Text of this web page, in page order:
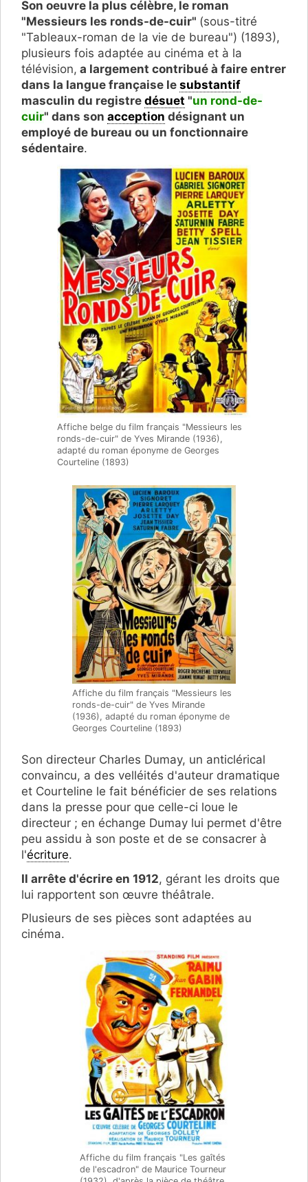
Son oeuvre la plus célèbre, le roman
"Messieurs les ronds-de-cuir" (sous-titré
"Tableaux-roman de la vie de bureau") (1893),
plusieurs fois adaptée au cinéma et à la
télévision, a largement contribué à faire entrer
dans la langue française le substantif
masculin du registre désuet "un rond-de-
cuir" dans son acception désignant un
employé de bureau ou un fonctionnaire
sédentaire.
Affiche belge du film français "Messieurs les
ronds-de-cuir" de Yves Mirande (1936),
adapté du roman éponyme de Georges
Courteline (1893)
Affiche du film français "Messieurs les
ronds-de-cuir" de Yves Mirande
(1936), adapté du roman éponyme de
Georges Courteline (1893)
Son directeur Charles Dumay, un anticlérical
convaincu, a des velléités d'auteur dramatique
et Courteline le fait bénéficier de ses relations
dans la presse pour que celle-ci loue le
directeur ; en échange Dumay lui permet d'être
peu assidu à son poste et de se consacrer à
l'écriture.
Il arrête d'écrire en 1912, gérant les droits que
lui rapportent son œuvre théâtrale.
Plusieurs de ses pièces sont adaptées au
cinéma.
Affiche du film français "Les gaîtés
de l'escadron" de Maurice Tourneur